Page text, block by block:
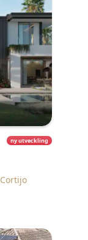
ny utveckling
Cortijo